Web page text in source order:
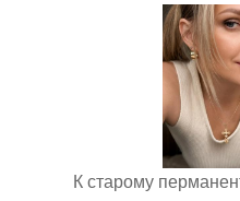
К старому